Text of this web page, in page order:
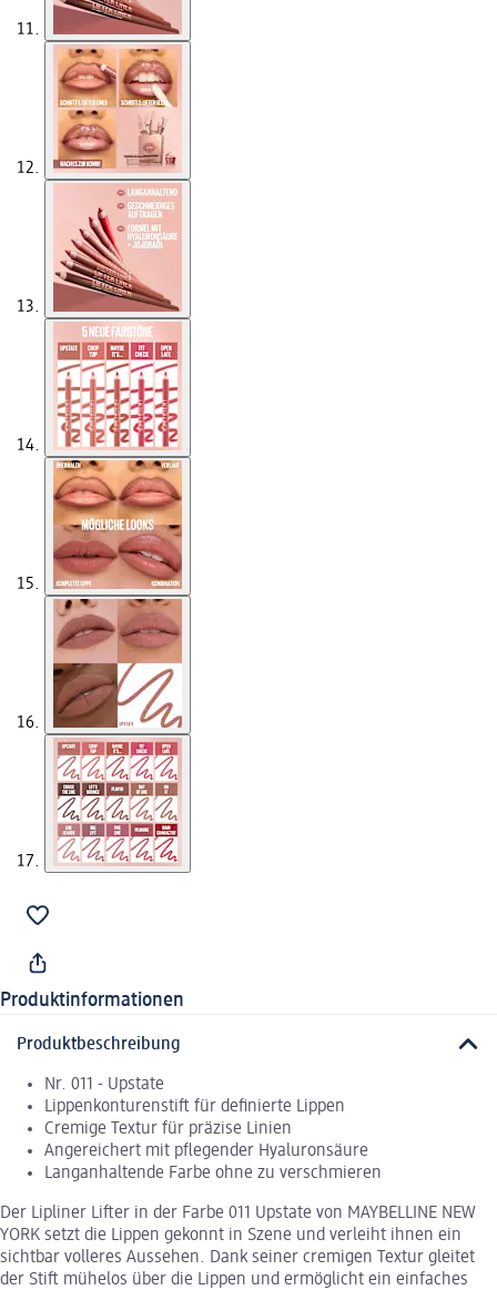
Produktinformationen
Produktbeschreibung
Nr. 011 - Upstate
Lippenkonturenstift für definierte Lippen
Cremige Textur für präzise Linien
Angereichert mit pflegender Hyaluronsäure
Langanhaltende Farbe ohne zu verschmieren
Der Lipliner Lifter in der Farbe 011 Upstate von MAYBELLINE NEW
YORK setzt die Lippen gekonnt in Szene und verleiht ihnen ein
sichtbar volleres Aussehen. Dank seiner cremigen Textur gleitet
der Stift mühelos über die Lippen und ermöglicht ein einfaches